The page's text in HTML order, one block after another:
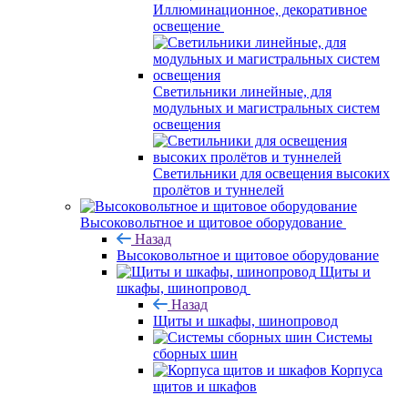
Иллюминационное, декоративное
освещение
Светильники линейные, для
модульных и магистральных систем
освещения
Светильники для освещения высоких
пролётов и туннелей
Высоковольтное и щитовое оборудование
Назад
Высоковольтное и щитовое оборудование
Щиты и
шкафы, шинопровод
Назад
Щиты и шкафы, шинопровод
Системы
сборных шин
Корпуса
щитов и шкафов